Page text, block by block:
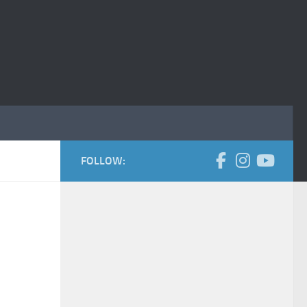
FOLLOW: